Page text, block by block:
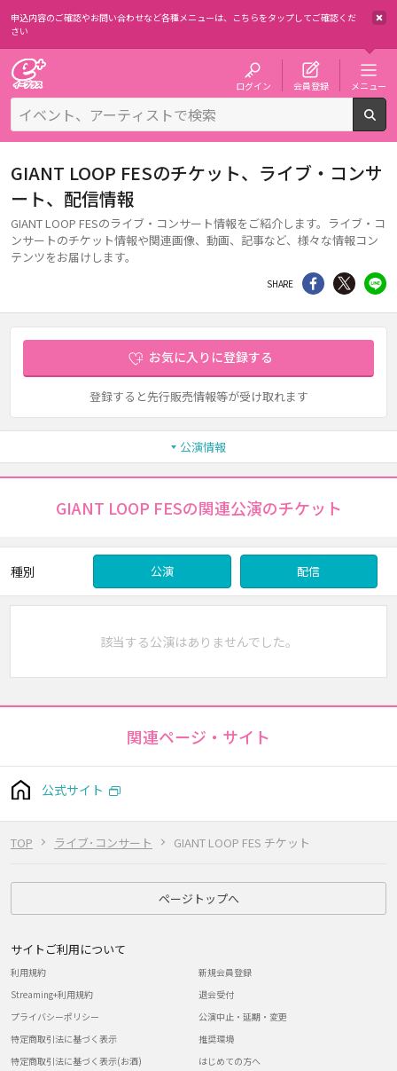
申込内容のご確認やお問い合わせなど各種メニューは、 こちらをタップしてご確認くだ
さい
ログイン 会員登録 メニュー
TOP ライブ･コンサート GIANT LOOP FES チケット
GIANT LOOP FESのチケット、ライブ・コンサ
ート、配信情報
GIANT LOOP FESのライブ・コンサート情報をご紹介します。ライブ・コ
ンサートのチケット情報や関連画像、動画、記事など、様々な情報コン
テンツをお届けします。
SHARE シェア Twitter
お気に入りに登録する
登録すると先行販売情報等が受け取れます
公演情報
GIANT LOOP FESの関連公演のチケット
種別 公演 配信
該当する公演はありませんでした。
関連ページ・サイト
公式サイト
ページトップへ
サイトご利用について
利用規約
Streaming+利用規約
プライバシーポリシー
特定商取引法に基づく表示
特定商取引法に基づく表示(お酒)
新規会員登録
退会受付
公演中止・延期・変更
推奨環境
はじめての方へ